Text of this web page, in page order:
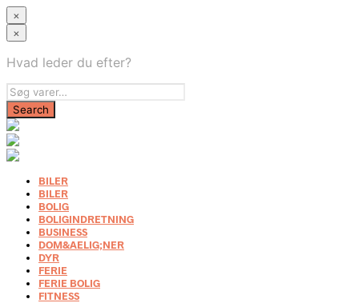
×
×
Hvad leder du efter?
BILER
BILER
BOLIG
BOLIGINDRETNING
BUSINESS
DOM&AELIG;NER
DYR
FERIE
FERIE BOLIG
FITNESS